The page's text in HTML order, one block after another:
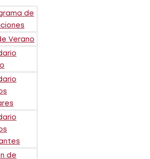
de
Verano
de